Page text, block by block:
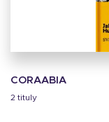
CORAABIA
2 tituly